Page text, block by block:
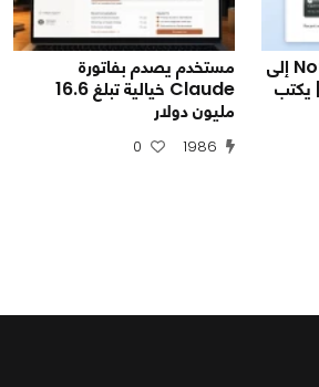
جوجل تغيّر NotebookLM إلى
Gemini Notebook | يكتب
مستخدم يصدم بفاتورة
Claude خيالية تبلغ 16.6
مليون دولار
1986
0